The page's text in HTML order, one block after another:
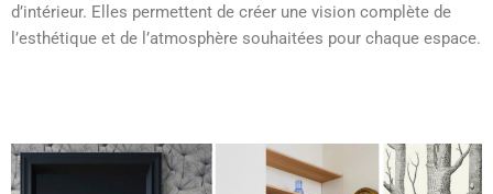
d’intérieur. Elles permettent de créer une vision complète de
l’esthétique et de l’atmosphère souhaitées pour chaque espace.